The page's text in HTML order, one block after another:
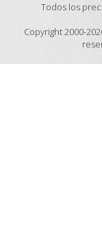
Todos los
Copyright 2000-